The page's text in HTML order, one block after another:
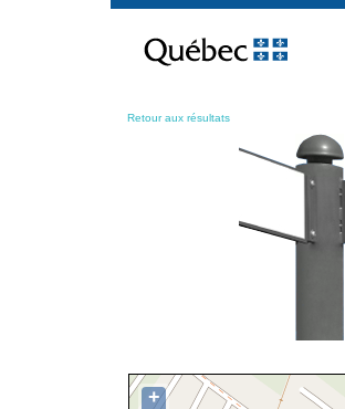
contenu
Retour aux résultats
+